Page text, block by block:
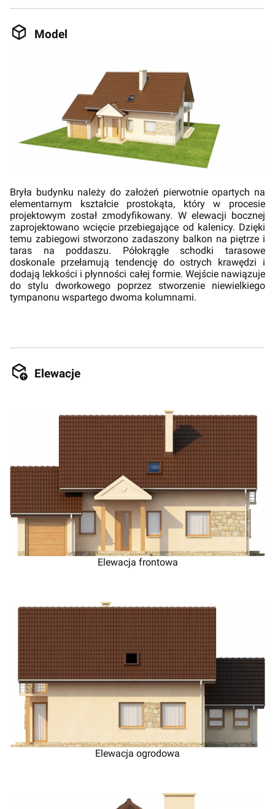
Model
Bryła budynku należy do założeń pierwotnie opartych na
elementarnym kształcie prostokąta, który w procesie
projektowym został zmodyfikowany. W elewacji bocznej
zaprojektowano wcięcie przebiegające od kalenicy. Dzięki
temu zabiegowi stworzono zadaszony balkon na piętrze i
taras na poddaszu. Półokrągłe schodki tarasowe
doskonale przełamują tendencję do ostrych krawędzi i
dodają lekkości i płynności całej formie. Wejście nawiązuje
do stylu dworkowego poprzez stworzenie niewielkiego
tympanonu wspartego dwoma kolumnami.
Elewacje
Elewacja frontowa
Elewacja ogrodowa